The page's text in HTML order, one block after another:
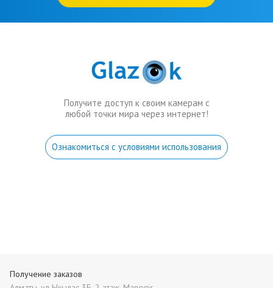
Получите доступ к своим камерам с
любой точки мира через интернет!
Ознакомиться с условиями использования
Получение заказов